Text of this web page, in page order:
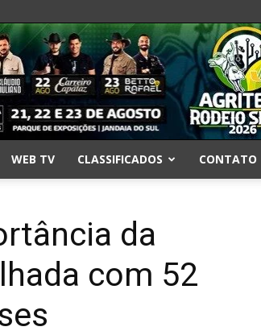
WEB TV CLASSIFICADOS CONTATO
da
com 52